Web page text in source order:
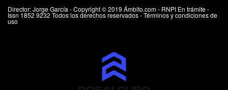
Director: Jorge García - Copyright © 2019 Ámbito.com - RNPI En trámite -
Issn 1852 9232 Todos los derechos reservados - Términos y condiciones de
uso